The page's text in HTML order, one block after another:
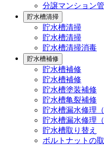
分譲マンション
貯水槽清掃
貯水槽清掃
貯水槽清掃
貯水槽清掃消毒
貯水槽補修
貯水槽補修
貯水槽補修
貯水槽塗装補修
貯水槽亀裂補修
貯水槽漏水修理
貯水槽漏水修理
貯水槽取り替え
ボルトナットの